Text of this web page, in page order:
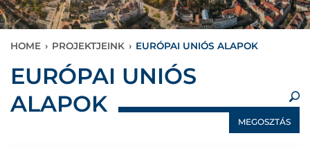
HOME › PROJEKTJEINK › EURÓPAI UNIÓS ALAPOK
EURÓPAI UNIÓS
ALAPOK
MEGOSZTÁS